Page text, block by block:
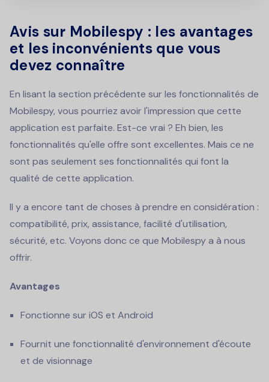
Avis sur Mobilespy : les avantages
et les inconvénients que vous
devez connaître
En lisant la section précédente sur les fonctionnalités de
Mobilespy, vous pourriez avoir l'impression que cette
application est parfaite. Est-ce vrai ? Eh bien, les
fonctionnalités qu'elle offre sont excellentes. Mais ce ne
sont pas seulement ses fonctionnalités qui font la
qualité de cette application.
Il y a encore tant de choses à prendre en considération :
compatibilité, prix, assistance, facilité d'utilisation,
sécurité, etc. Voyons donc ce que Mobilespy a à nous
offrir.
Avantages
Fonctionne sur iOS et Android
Fournit une fonctionnalité d'environnement d'écoute
et de visionnage